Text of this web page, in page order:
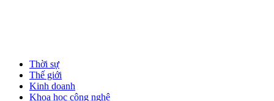
Thời sự
Thế giới
Kinh doanh
Khoa học công nghệ